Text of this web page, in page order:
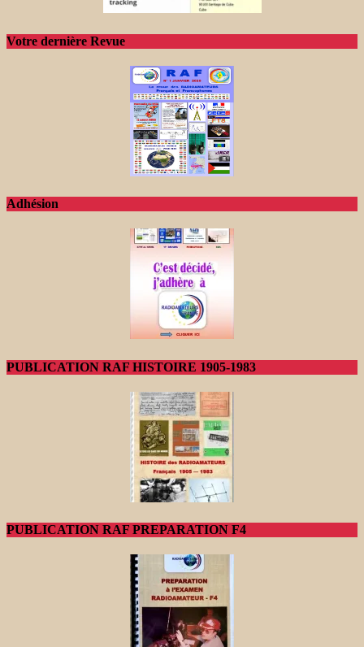
Votre dernière Revue
Adhésion
PUBLICATION RAF HISTOIRE 1905-1983
PUBLICATION RAF PREPARATION F4